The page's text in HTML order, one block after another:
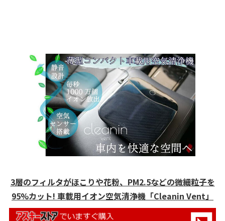
3層のフィルタがほこりや花粉、PM2.5などの微細粒子を
95%カット! 車載用イオン空気清浄機「Cleanin Vent」